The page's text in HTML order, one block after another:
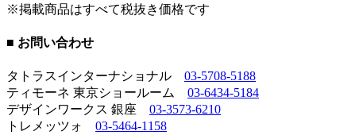
※掲載商品はすべて税抜き価格です
■ お問い合わせ
タトラスインターナショナル 03-5708-5188
ティモーネ 東京ショールーム 03-6434-5184
デザインワークス 銀座 03-3573-6210
トレメッツォ 03-5464-1158